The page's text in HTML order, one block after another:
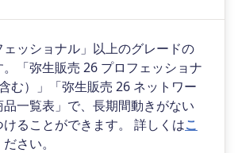
ッショナル」以上のグレードの
「弥生販売 26 プロフェッショナ
む）」「弥生販売 26 ネットワー
一覧表」で、長期間動きがない
ることができます。 詳しくはこ
さい。